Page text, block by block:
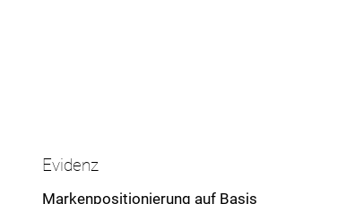
Evidenz
Markenpositionierung auf Basis